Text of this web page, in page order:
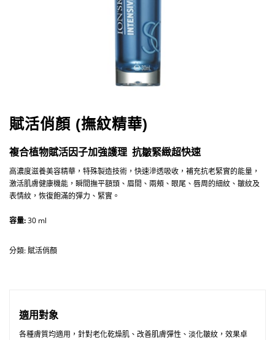
賦活俏顏 (撫紋精華)
複合植物賦活因子加強護理 抗皺緊緻超快速
高濃度滋養美容精華，特殊製造技術，快速滲透吸收，補充抗老緊實的能量，
激活肌膚健康機能，瞬間撫平額頭、眉間、兩頰、眼尾、唇周的細紋、皺紋及
表情紋，恢復飽滿的彈力、緊實。
容量:30 ml
分類: 賦活俏顏
適用對象
各種膚質均適用，針對老化乾燥肌、改善肌膚彈性、淡化皺紋，效果卓